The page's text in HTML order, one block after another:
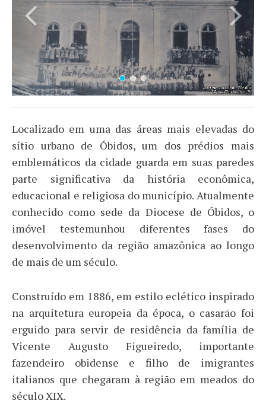
Localizado em uma das áreas mais elevadas do
sítio urbano de Óbidos, um dos prédios mais
emblemáticos da cidade guarda em suas paredes
parte significativa da história econômica,
educacional e religiosa do município. Atualmente
conhecido como sede da Diocese de Óbidos, o
imóvel testemunhou diferentes fases do
desenvolvimento da região amazônica ao longo
de mais de um século.
Construído em 1886, em estilo eclético inspirado
na arquitetura europeia da época, o casarão foi
erguido para servir de residência da família de
Vicente Augusto Figueiredo, importante
fazendeiro obidense e filho de imigrantes
italianos que chegaram à região em meados do
século XIX.